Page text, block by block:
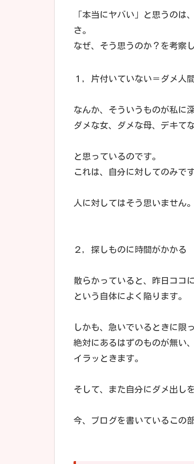
「本当にヤバい」と思うのは
さ。
なぜ、そう思うのか？を考察
１，片付いていない＝ダメ人間
なんか、そういうものが私に
ダメな女、ダメな母、デキて
と思っているのです。
これは、自分に対してのみです
人に対してはそう思いません。
２，探しものに時間がかかる
散らかっていると、昨日ココ
という自体によく陥ります。
しかも、急いでいるときに限っ
絶対にあるはずのものが無い
イラッときます。
そして、また自分にダメ出し
今、ブログを書いているこの